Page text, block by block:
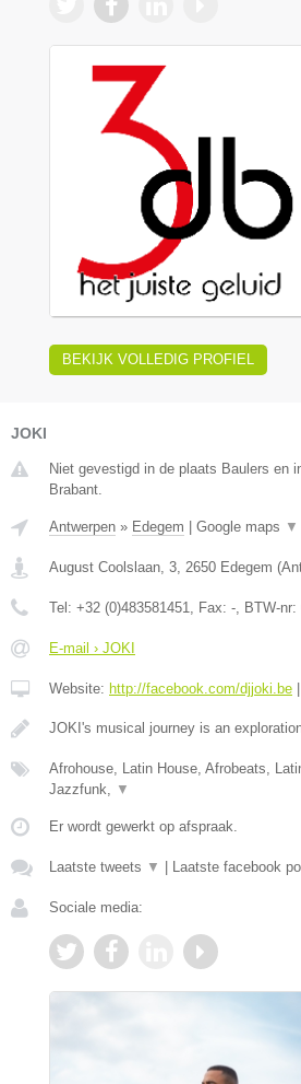
BEKIJK VOLLEDIG PROFIEL
JOKI
Niet gevestigd in de plaats Baulers en
Brabant.
Antwerpen » Edegem Google maps ▼
August Coolslaan, 3 2650 Edegem (
Tel: +32 (0)483581451 , Fax: - , BTW-nr:
E-mail › JOKI
Website: http://facebook.com/djjoki.be
JOKI's musical journey is an
Afrohouse, Latin House, Afrobeats,
Jazzfunk,
▼
Er wordt gewerkt op afspraak.
Laatste tweets ▼ Laatste facebook
Sociale media: